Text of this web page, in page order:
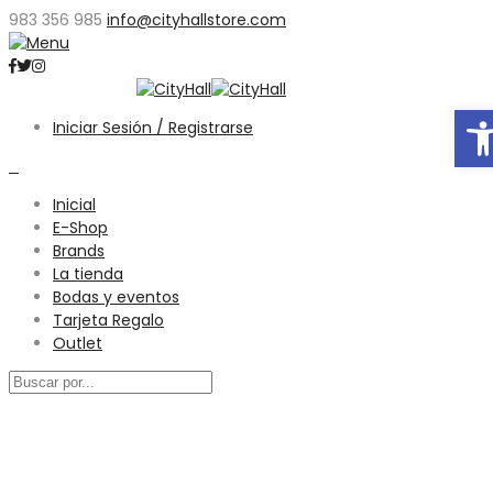
983 356 985 info@cityhallstore.com
Iniciar Sesión / Registrarse
Inicial
E-Shop
Brands
La tienda
Bodas y eventos
Tarjeta Regalo
Outlet